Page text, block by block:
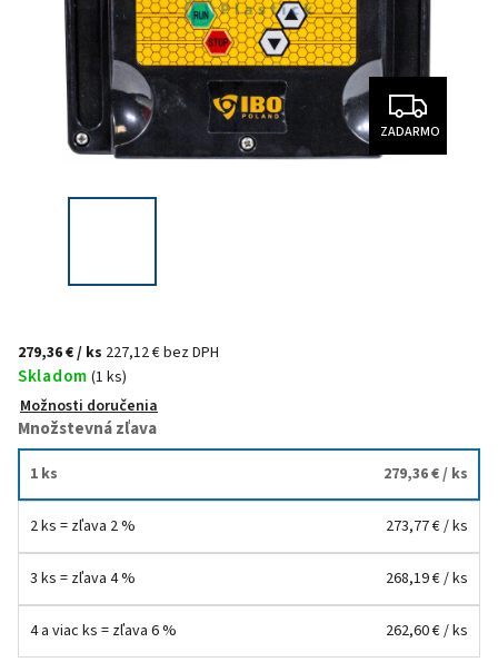
ZADARMO
279,36 €/ ks 227,12 € bez DPH
Skladom (1 ks)
Možnosti doručenia
Množstevná zľava
1 ks 279,36 €/ ks
2 ks = zľava 2 % 273,77 €/ ks
3 ks = zľava 4 % 268,19 €/ ks
4 a viac ks = zľava 6 % 262,60 €/ ks